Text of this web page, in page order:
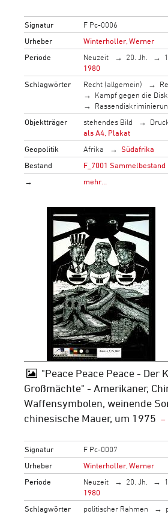
Signatur
F Pc-0006
Urheber
Winterholler, Werner
Periode
Neuzeit 20. Jh.
1980
Schlagwörter
Recht (allgemein)
Kampf gegen die
Objektträger
stehendes Bild
als A4, Plakat
Geopolitik
Afrika
Südafrika
Bestand
F_7001 Sammelbestand
→
mehr…
"Peace Peace Peace - Der
Großmächte" - Amerikaner,
Waffensymbolen, weinende
chinesische Mauer, um 1975
Signatur
F Pc-0007
Urheber
Winterholler, Werner
Periode
Neuzeit 20. Jh.
1980
Schlagwörter
politischer Rahmen